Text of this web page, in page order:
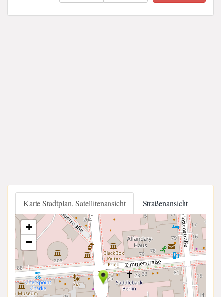
Karte Stadtplan, Satellitenansicht Straßenansicht
+
−